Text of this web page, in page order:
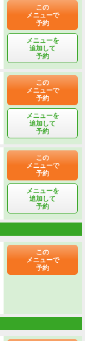
この
メニューで
予約
メニューを
追加して
予約
この
メニューで
予約
メニューを
追加して
予約
この
メニューで
予約
メニューを
追加して
予約
この
メニューで
予約